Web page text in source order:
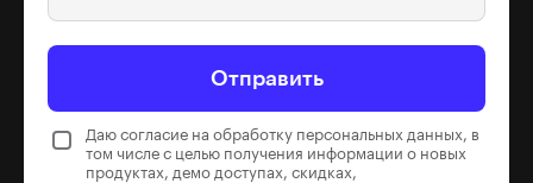
Отправить
Даю согласие на обработку персональных данных, в
том числе с целью получения информации о новых
продуктах, демо доступах, скидках,